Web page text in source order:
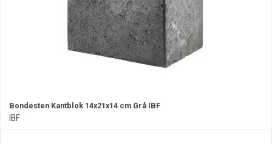
Bondesten Kantblok 14x21x14 cm Grå IBF
IBF